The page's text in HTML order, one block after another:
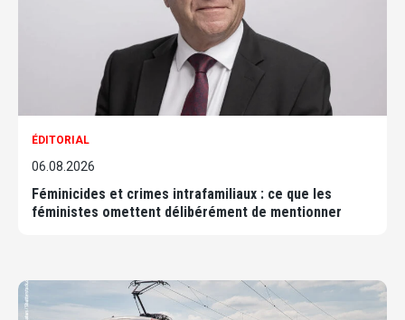
ÉDITORIAL
06.08.2026
Féminicides et crimes intrafamiliaux : ce que les
féministes omettent délibérément de mentionner